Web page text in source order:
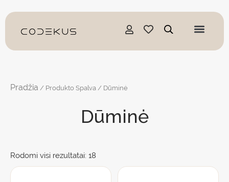
prie
turinio
Pradžia / Produkto Spalva / Dūminė
Dūminė
Rodomi visi rezultatai: 18